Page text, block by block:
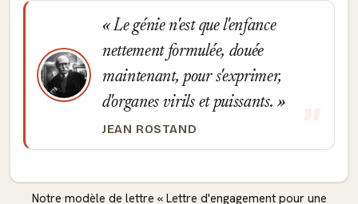
Le génie n'est que l'enfance
nettement formulée, douée
maintenant, pour s'exprimer,
d'organes virils et puissants.
JEAN ROSTAND
Notre modèle de lettre « Lettre d'engagement pour une